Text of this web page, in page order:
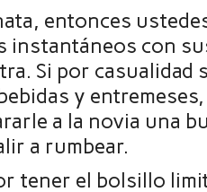
entonces
instantáneos con
Si por casualidad
y
a la novia una
a rumbear.
tener el bolsillo